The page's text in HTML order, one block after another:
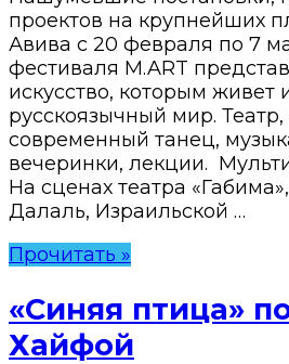
проектов на крупнейших
Авива с 20 февраля по 7
фестиваля M.ART
искусство, которым живет
русскоязычный мир. Театр,
современный танец,
вечеринки, лекции.
На сценах театра
Далаль, Израильской …
Прочитать »
«Синяя птица»
Хайфой